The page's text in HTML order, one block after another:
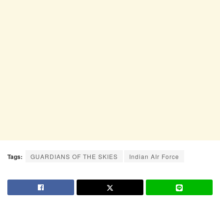
Tags: GUARDIANS OF THE SKIES Indian AIr Force